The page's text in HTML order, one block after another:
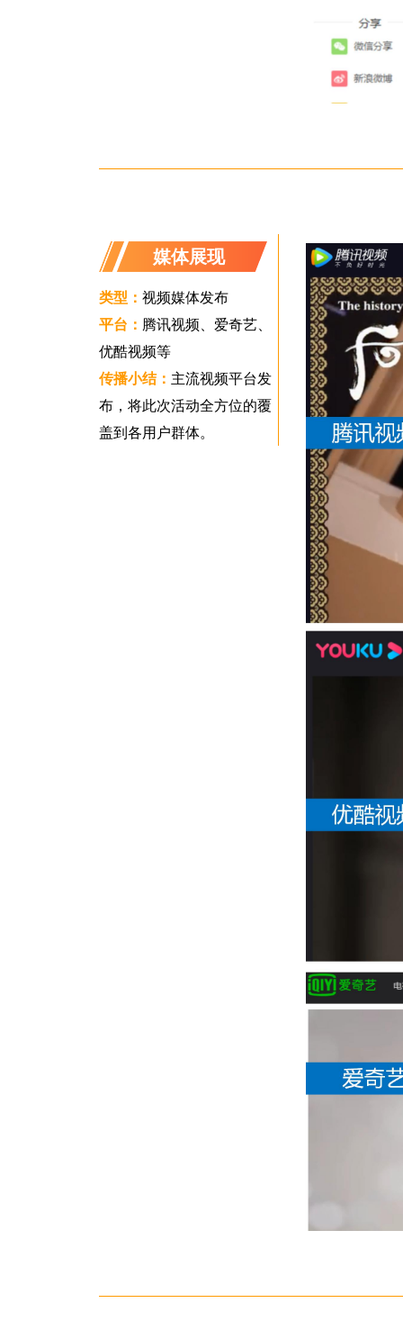
媒体展现
类型： 视频媒体发布
平台： 腾讯视频、爱奇艺、
优酷视频等
传播小结： 主流视频平台发
布，将此次活动全方位的覆
盖到各用户群体。